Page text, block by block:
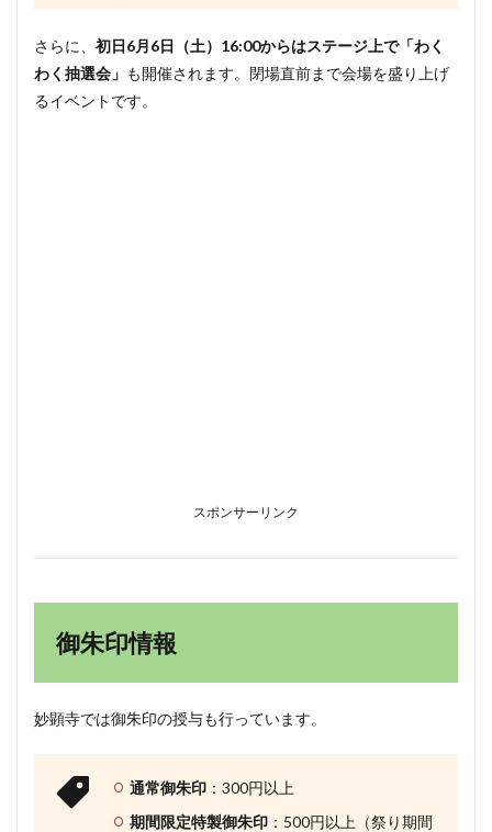
さらに、 初日6月6日（土）16:00からはステージ上で「わく
わく抽選会」 も開催されます。閉場直前まで会場を盛り上げ
るイベントです。
スポンサーリンク
御朱印情報
妙顕寺では御朱印の授与も行っています。
通常御朱印 ：300円以上
期間限定特製御朱印 ：500円以上（祭り期間